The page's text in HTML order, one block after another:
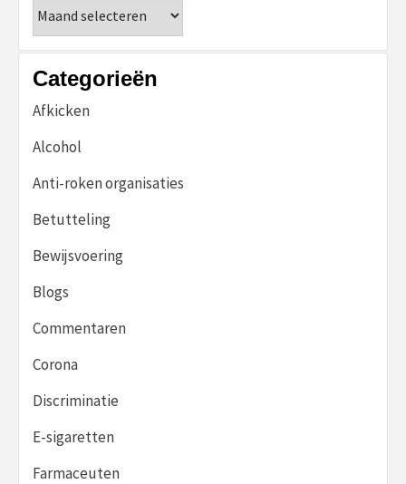
Categorieën
Afkicken
Alcohol
Anti-roken organisaties
Betutteling
Bewijsvoering
Blogs
Commentaren
Corona
Discriminatie
E-sigaretten
Farmaceuten